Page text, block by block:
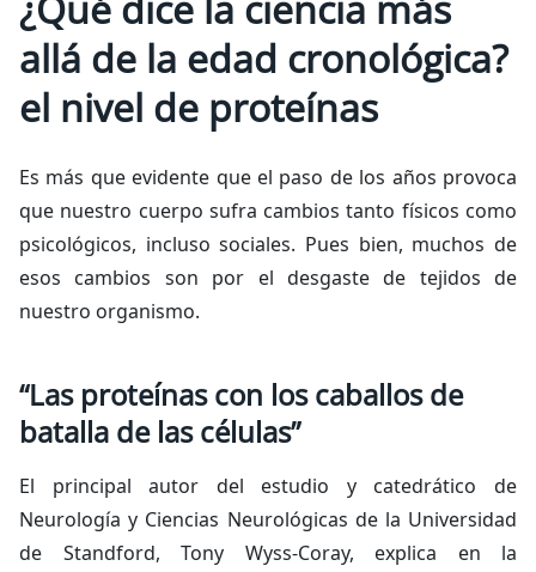
allá de la edad cronológica?
el nivel de proteínas
Es más que evidente que el paso de los años provoca
que nuestro cuerpo sufra cambios tanto físicos como
psicológicos, incluso sociales. Pues bien, muchos de
esos cambios son por el desgaste de tejidos de
nuestro organismo.
“Las proteínas con los caballos de
batalla de las células”
El principal autor del estudio y catedrático de
Neurología y Ciencias Neurológicas de la Universidad
de Standford, Tony Wyss-Coray, explica en la